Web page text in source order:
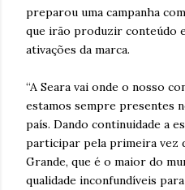
preparou uma campanha
que irão produzir conteúdo
ativações da marca.
“A Seara vai onde o nosso
estamos sempre presentes
país. Dando continuidade a
participar pela primeira vez
Grande, que é o maior do
qualidade inconfundíveis